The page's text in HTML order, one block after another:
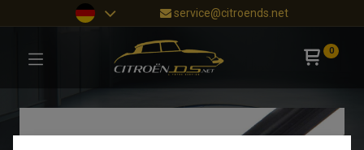
service@citroends.net
0